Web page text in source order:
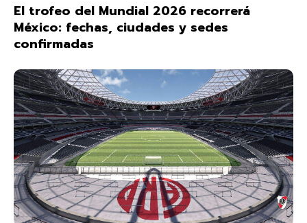
El trofeo del Mundial 2026 recorrerá
México: fechas, ciudades y sedes
confirmadas